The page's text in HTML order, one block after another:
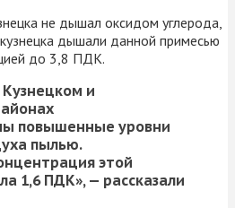
не дышал оксидом углерода,
дышали данной примесью
до 3,8 ПДК.
и
повышенные уровни
пылью.
этой
1,6 ПДК», — рассказали